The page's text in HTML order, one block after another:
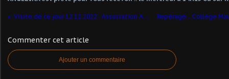
Visite de ce jour 12 12 2022 : Association ANIM'ÂGES de Lille
Commenter cet article
Ajouter un commentaire